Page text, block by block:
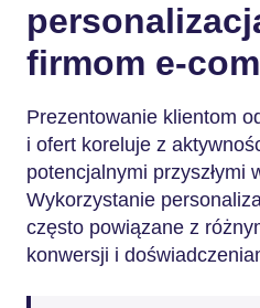
firmom e-
Prezentowanie klientom
i ofert koreluje z
potencjalnymi przyszłymi
Wykorzystanie
często powiązane z
konwersji i